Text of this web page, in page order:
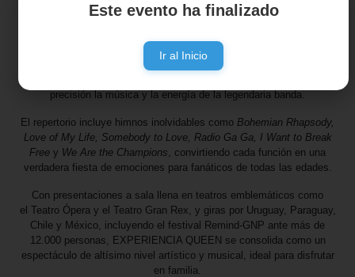
Este evento ha finalizado
Ir al Inicio
EXPERIENCIA QUEEN llega a Resistencia, al teatro Guido Miranda
revivir los grandes éxitos de Queen en una noche única. Con una
puesta en escena fiel a los conciertos originales, vestuarios
precisión la música y la energía de la legendaria banda.
El repertorio incluye himnos inolvidables como Bohemian Rhapsody,
Love of My Life, Somebody to Love, Radio Ga Ga, I Want to Break
Free y We Are the Champions, convirtiendo cada función en una
verdadera fiesta de emociones para fanáticos de todas las edades.
Con presentaciones a sala llena en teatros emblemáticos como
el Teatro Óperay el Teatro Gran Rex, y giras por Uruguay, Paraguay,
Chile y México, incluyendo el festival Remind-GNP ante más de
12.000 personas, EXPERIENCIA QUEEN se consolida como un
espectáculo de altísimo nivel artístico y musical, ideal para disfrutar
en familia.